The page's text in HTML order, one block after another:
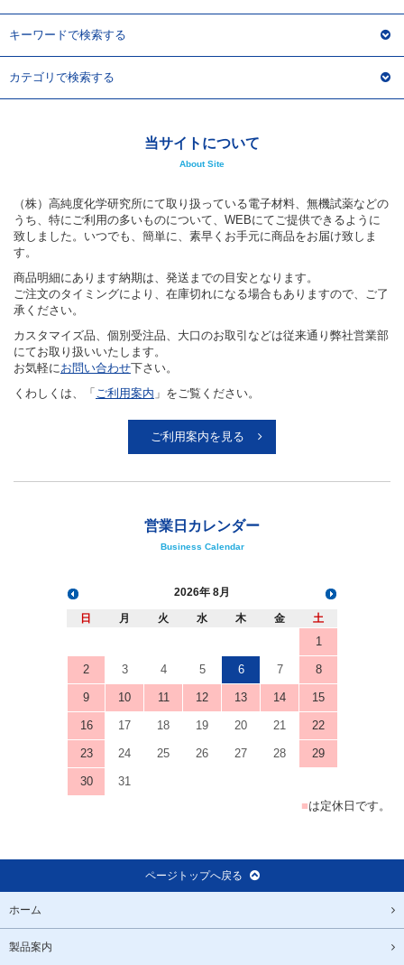
キーワードで検索する
カテゴリで検索する
当サイトについて
About Site
（株）高純度化学研究所にて取り扱っている電子材料、無機試薬などの
うち、特にご利用の多いものについて、WEBにてご提供できるように
致しました。いつでも、簡単に、素早くお手元に商品をお届け致しま
す。
商品明細にあります納期は、発送までの目安となります。
ご注文のタイミングにより、在庫切れになる場合もありますので、ご了
承ください。
カスタマイズ品、個別受注品、大口のお取引などは従来通り弊社営業部
にてお取り扱いいたします。
お気軽にお問い合わせ下さい。
くわしくは、「 ご利用案内 」をご覧ください。
ご利用案内を見る
営業日カレンダー
Business Calendar
2026 8月
日 月 火 水 木 金 土
1
2 3 4 5 6 7 8
9 10 11 12 13 14 15
16 17 18 19 20 21 22
23 24 25 26 27 28 29
30
31
■は定休日です。
ページトップへ戻る
ホーム
製品案内